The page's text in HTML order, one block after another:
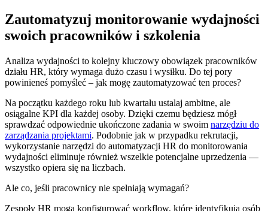
Zautomatyzuj monitorowanie wydajności
swoich pracowników i szkolenia
Analiza wydajności to kolejny kluczowy obowiązek pracowników
działu HR, który wymaga dużo czasu i wysiłku. Do tej pory
powinieneś pomyśleć – jak mogę zautomatyzować ten proces?
Na początku każdego roku lub kwartału ustalaj ambitne, ale
osiągalne KPI dla każdej osoby. Dzięki czemu będziesz mógł
sprawdzać odpowiednie ukończone zadania w swoim narzędziu do
zarządzania projektami. Podobnie jak w przypadku rekrutacji,
wykorzystanie narzędzi do automatyzacji HR do monitorowania
wydajności eliminuje również wszelkie potencjalne uprzedzenia —
wszystko opiera się na liczbach.
Ale co, jeśli pracownicy nie spełniają wymagań?
Zespoły HR mogą konfigurować workflow, które identyfikują osób